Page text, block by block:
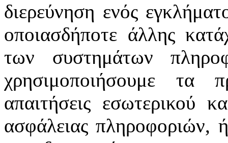
διερεύνηση ενός
οποιασδήποτε άλλης
των συστημάτων
χρησιμοποιήσουμε τα
απαιτήσεις εσωτερικού
ασφάλειας πληροφοριών,